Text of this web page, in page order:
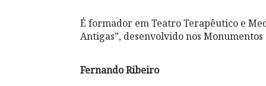
É formador em Teatro Terapêutico e
Antigas”, desenvolvido nos Monumentos
Fernando Ribeiro